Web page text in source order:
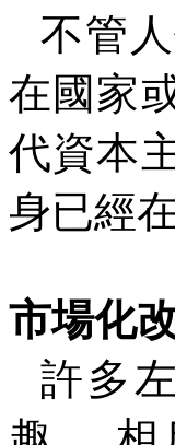
不管
在國家
代資本
身已經
市場化
許多